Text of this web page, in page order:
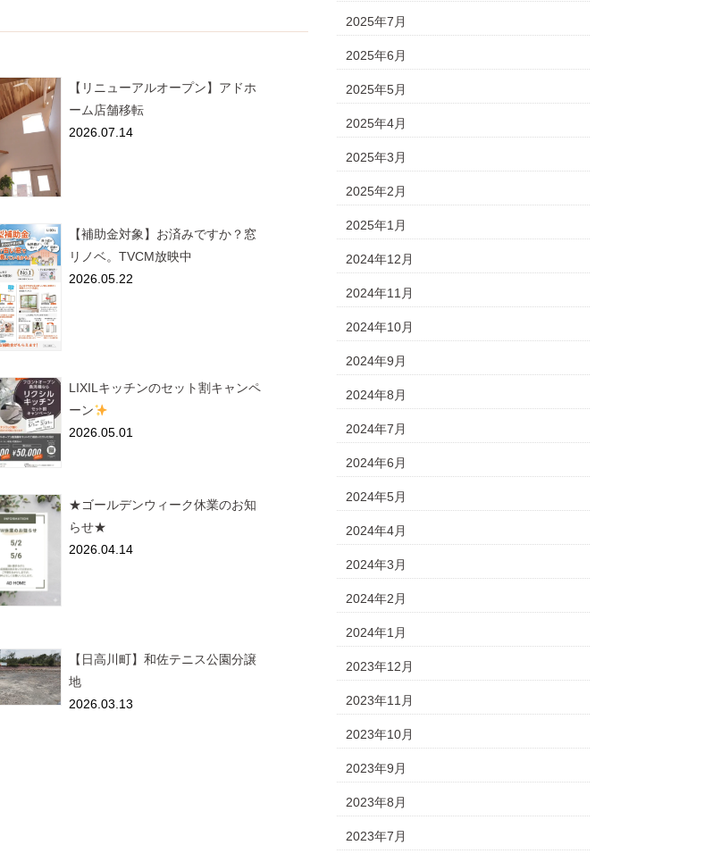
【リニューアルオープン】アドホ
ーム店舗移転
2026.07.14
【補助金対象】お済みですか？窓
リノベ。TVCM放映中
2026.05.22
LIXILキッチンのセット割キャンペ
ーン
2026.05.01
★ゴールデンウィーク休業のお知
らせ★
2026.04.14
【日高川町】和佐テニス公園分譲
地
2026.03.13
2025年7月
2025年6月
2025年5月
2025年4月
2025年3月
2025年2月
2025年1月
2024年12月
2024年11月
2024年10月
2024年9月
2024年8月
2024年7月
2024年6月
2024年5月
2024年4月
2024年3月
2024年2月
2024年1月
2023年12月
2023年11月
2023年10月
2023年9月
2023年8月
2023年7月